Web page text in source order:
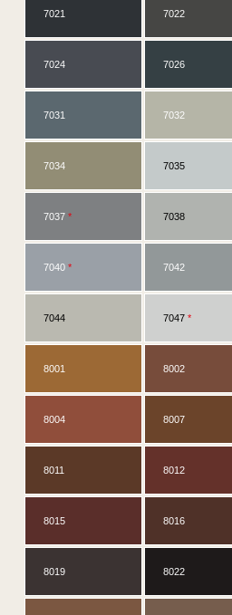
7021 7022
7024 7026
7031 7032
7034 7035
7037 * 7038
7040 * 7042
7044 7047 *
8001 8002
8004 8007
8011 8012
8015 8016
8019 8022